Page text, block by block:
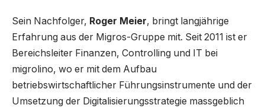
Sein Nachfolger, Roger Meier, bringt langjährige
Erfahrung aus der Migros-Gruppe mit. Seit 2011 ist er
Bereichsleiter Finanzen, Controlling und IT bei
migrolino, wo er mit dem Aufbau
betriebswirtschaftlicher Führungsinstrumente und der
Umsetzung der Digitalisierungsstrategie massgeblich